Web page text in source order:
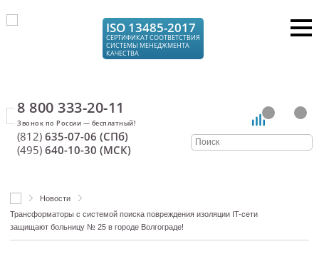
ISO 13485-2017
СЕРТИФИКАТ СООТВЕТСТВИЯ
СИСТЕМЫ МЕНЕДЖМЕНТА
КАЧЕСТВА
8 800 333-20-11
(812) 635-07-06 (СПб)
(495) 640-10-30 (МСК)
Новости
Трансформаторы с системой поиска повреждения изоляции IT-сети
защищают больницу № 25 в городе Волгограде!